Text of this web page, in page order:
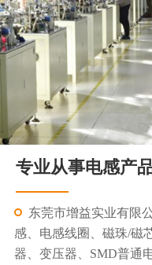
专业从事电感产
东莞市增益实业有限
感、电感线圈、磁珠/磁
器、变压器、SMD普通